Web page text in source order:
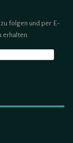
folgen und per E-
erhalten.